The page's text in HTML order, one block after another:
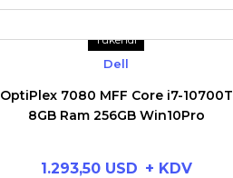
Tükendi
Dell
OptiPlex 7080 MFF Core i7-10700T
8GB Ram 256GB Win10Pro
1.293,50 USD + KDV